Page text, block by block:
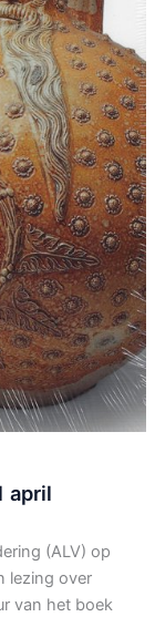
april
(ALV) op
lezing over
van het boek